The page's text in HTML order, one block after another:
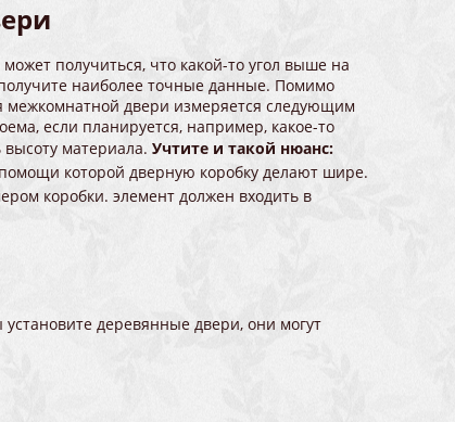
получиться, что какой-то угол выше на
наиболее точные данные. Помимо
межкомнатной двери измеряется следующим
если планируется, например, какое-то
материала. Учтите и такой нюанс:
которой дверную коробку делают шире.
коробки. элемент должен входить в
деревянные двери, они могут